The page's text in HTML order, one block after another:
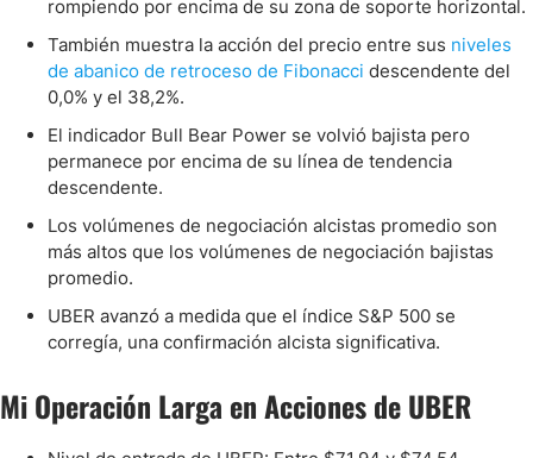
rompiendo por encima de su zona de soporte horizontal.
También muestra la acción del precio entre sus niveles
de abanico de retroceso de Fibonacci descendente del
0,0% y el 38,2%.
El indicador Bull Bear Power se volvió bajista pero
permanece por encima de su línea de tendencia
descendente.
Los volúmenes de negociación alcistas promedio son
más altos que los volúmenes de negociación bajistas
promedio.
UBER avanzó a medida que el índice S&P 500 se
corregía, una confirmación alcista significativa.
Mi Operación Larga en Acciones de UBER